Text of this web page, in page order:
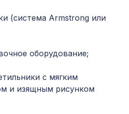
панель АЖУР,
венге
1221 ₽
ХДФ, клён
секвойя
(система Armstrong или
оборудование;
с мягким
и изящным рисунком